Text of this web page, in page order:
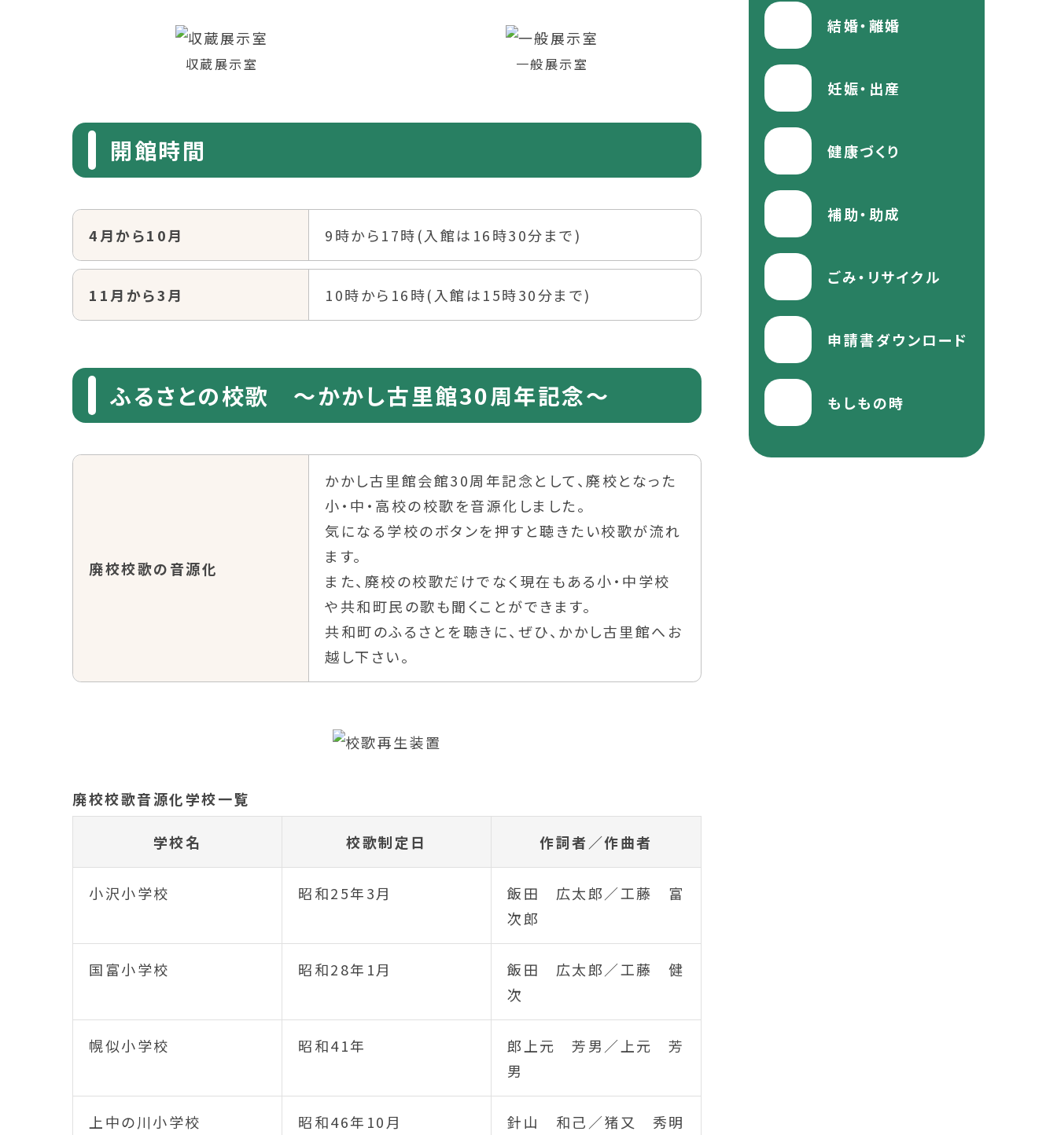
収蔵展示室 一般展示室
開館時間
4月から10月 9時から17時(入館は16時30分まで)
11月から3月 10時から16時(入館は15時30分まで)
ふるさとの校歌 ～かかし古里館30周年記念～
廃校校歌の音源化
かかし古里館会館30周年記念として、廃校となった
小・中・高校の校歌を音源化しました。
気になる学校のボタンを押すと聴きたい校歌が流れ
ます。
また、廃校の校歌だけでなく現在もある小・中学校
や共和町民の歌も聞くことができます。
共和町のふるさとを聴きに、ぜひ、かかし古里館へお
越し下さい。
廃校校歌音源化学校一覧
学校名 校歌制定日 作詞者／作曲者
小沢小学校 昭和25年3月
飯田 広太郎／工藤 富
次郎
国富小学校 昭和28年1月
飯田 広太郎／工藤 健
次
幌似小学校 昭和41年
郎上元 芳男／上元 芳
男
上中の川小学校 昭和46年10月 針山 和己／猪又 秀明
結婚・離婚
妊娠・出産
健康づくり
補助・助成
ごみ・リサイクル
申請書ダウンロード
もしもの時